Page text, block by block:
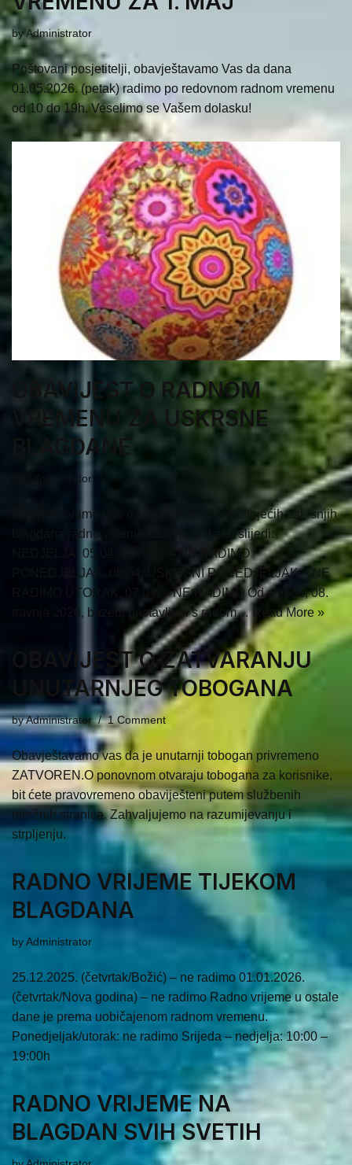
byAdministrator
Poštovani posjetitelji, obavještavamo Vas da dana
01.05.2026. (petak) radimo po redovnom radnom vremenu
od 10 do 19h. Veselimo se Vašem dolasku!
OBAVIJEST O RADNOM
VREMENU ZA USKRSNE
BLAGDANE
Administrator
Obavještavamo Vas da će povodom predstojećih uskršnjih
blagdana radno vrijeme bazena bitikako slijedi:
NEDJELJA, 05.04. USKRS – NE RADIMO
PONEDJELJAK, 06.04. USKRSNI PONEDJELJAK – NE
RADIMO UTORAK, 07.04. – NE RADIMO Od srijede, 08.
travnja 2026, bazeni nastavljaju s radom… Read More »
OBAVIJEST O ZATVARANJU
UNUTARNJEG TOBOGANA
byAdministrator 1 Comment
Obavještavamo vas da je unutarnji tobogan privremeno
ZATVOREN.O ponovnom otvaraju tobogana za korisnike,
bit ćete pravovremeno obaviješteni putem službenih
mrežnih stranica. Zahvaljujemo na razumijevanju i
strpljenju.
RADNO VRIJEME TIJEKOM
BLAGDANA
byAdministrator
25.12.2025. (četvrtak/Božić) – ne radimo 01.01.2026.
(četvrtak/Nova godina) – ne radimo Radno vrijeme u ostale
dane je prema uobičajenom radnom vremenu.
Ponedjeljak/utorak: ne radimo Srijeda – nedjelja: 10:00 –
19:00h
RADNO VRIJEME NA
BLAGDAN SVIH SVETIH